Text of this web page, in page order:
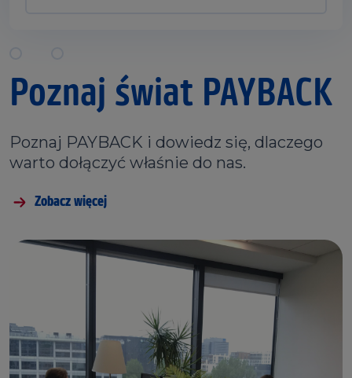
Poznaj świat PAYBACK
Poznaj PAYBACK i dowiedz się, dlaczego
warto dołączyć właśnie do nas.
Zobacz więcej